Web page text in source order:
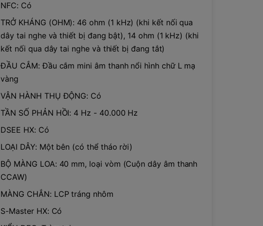
NFC: Có
TRỞ KHÁNG (OHM): 46 ohm (1 kHz) (khi kết nối qua
dây tai nghe và thiết bị đang bật), 14 ohm (1 kHz) (khi
kết nối qua dây tai nghe và thiết bị đang tắt)
ĐẦU CẮM: Đầu cắm mini âm thanh nổi hình chữ L mạ
vàng
VẬN HÀNH THỤ ĐỘNG: Có
TẦN SỐ PHẢN HỒI: 4 Hz - 40.000 Hz
DSEE HX: Có
LOẠI DÂY: Một bên (có thể tháo rời)
BỘ MÀNG LOA: 40 mm, loại vòm (Cuộn dây âm thanh
CCAW)
MÀNG CHẮN: LCP tráng nhôm
S-Master HX: Có